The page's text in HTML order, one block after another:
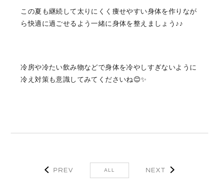
この夏も継続して太りにくく痩せやすい身体を作りなが
ら快適に過ごせるよう一緒に身体を整えましょう♪♪
冷房や冷たい飲み物などで身体を冷やしすぎないように
冷え対策も意識してみてくださいね😊✨
PREV ALL NEXT